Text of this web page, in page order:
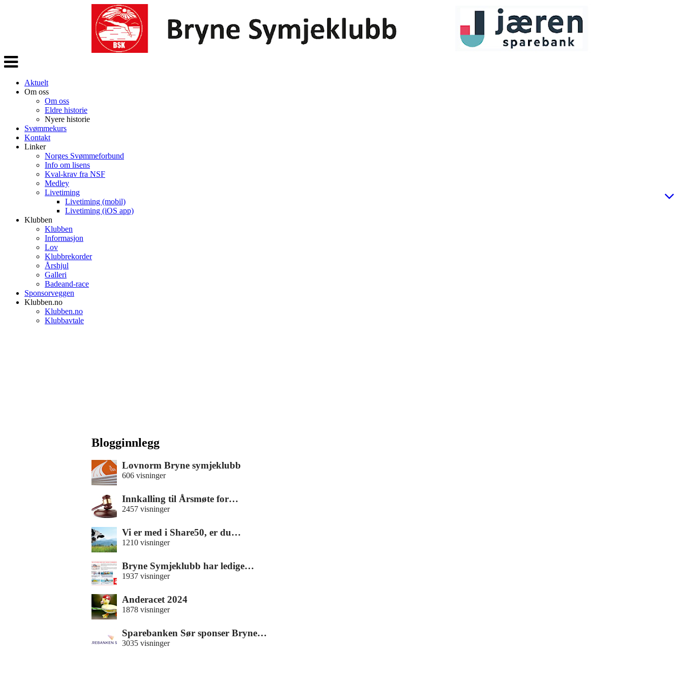
Veksle
navigasjon
Aktuelt
Om oss
Om oss
Eldre historie
Nyere historie
Svømmekurs
Kontakt
Linker
Norges Svømmeforbund
Info om lisens
Kval-krav fra NSF
Medley
Livetiming
Livetiming (mobil)
Livetiming (iOS app)
Klubben
Klubben
Informasjon
Lov
Klubbrekorder
Årshjul
Galleri
Badeand-race
Sponsorveggen
Klubben.no
Klubben.no
Klubbavtale
Blogginnlegg
Lovnorm Bryne symjeklubb
606 visninger
Innkalling til Årsmøte for…
2457 visninger
Vi er med i Share50, er du…
1210 visninger
Bryne Symjeklubb har ledige…
1937 visninger
Anderacet 2024
1878 visninger
Sparebanken Sør sponser Bryne…
3035 visninger